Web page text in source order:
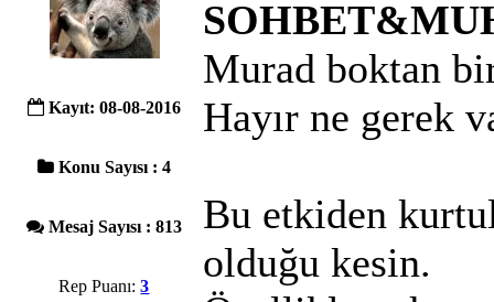
Kayıt: 08-08-2016
Konu Sayısı : 4
Mesaj Sayısı : 813
Rep Puanı:3
Murad boktan
Hayır ne gerek
Bu etkiden
olduğu kesin.